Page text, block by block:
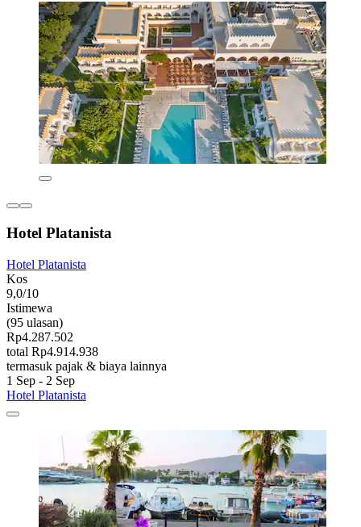
Hotel Platanista
Hotel Platanista
Kos
9,0/10
Istimewa
(95 ulasan)
Rp4.287.502
total Rp4.914.938
termasuk pajak & biaya lainnya
1 Sep - 2 Sep
Hotel Platanista